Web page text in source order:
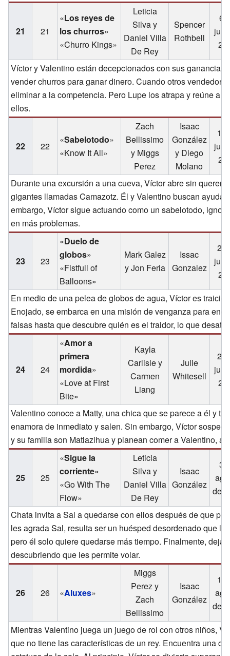
21 21
«Los reyes de
los churros»
«Churro Kings»
Leticia
Silva y
Daniel Villa
De Rey
Spencer
Rothbell
6
Víctor y Valentino están decepcionados con sus
vender churros para ganar dinero. Cuando otros
eliminar a la competencia. Pero Lupe los atrapa y reúne a
ellos.
22 22
«Sabelotodo»
«Know It All»
Zach
Bellissimo
y Miggs
Perez
Isaac
González
y Diego
Molano
13
Durante una excursión a una cueva, Víctor abre sin querer
gigantes llamadas Camazotz. Él y Valentino buscan ayuda
embargo, Víctor sigue actuando como un sabelotodo,
en más problemas.
23 23
«Duelo de
globos»
«Fistfull of
Balloons»
Mark Galez
y Jon Feria
Issac
Gonzalez
20
En medio de una pelea de globos de agua, Víctor es
Enojado, se embarca en una misión de venganza para
falsas hasta que descubre quién es el traidor, lo que
24 24
«Amor a
primera
mordida»
«Love at First
Bite»
Kayla
Carlisle y
Carmen
Liang
Julie
Whitesell
27
Valentino conoce a Matty, una chica que se parece a él y
enamora de inmediato y salen. Sin embargo, Víctor
y su familia son Matlazihua y planean comer a Valentino,
25 25
«Sigue la
corriente»
«Go With The
Flow»
Leticia
Silva y
Daniel Villa
De Rey
Isaac
González
3
de
Chata invita a Sal a quedarse con ellos después de que
les agrada Sal, resulta ser un huésped desordenado que
pero él solo quiere quedarse más tiempo. Finalmente, deja
descubriendo que les permite volar.
26 26 «Aluxes»
Miggs
Perez y
Zach
Bellissimo
Isaac
González
10
de
Mientras Valentino juega un juego de rol con otros niños,
que no tiene las características de un rey. Encuentra una